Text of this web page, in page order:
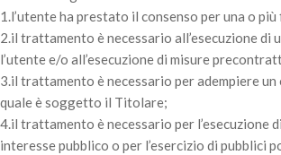
1.l’utente ha prestato il consenso per una o
2.il trattamento è necessario all’esecuzione di
l’utente e/o all’esecuzione di misure
3.il trattamento è necessario per adempiere
quale è soggetto il Titolare;
4.il trattamento è necessario per l’esecuzione
interesse pubblico o per l’esercizio di pubblici